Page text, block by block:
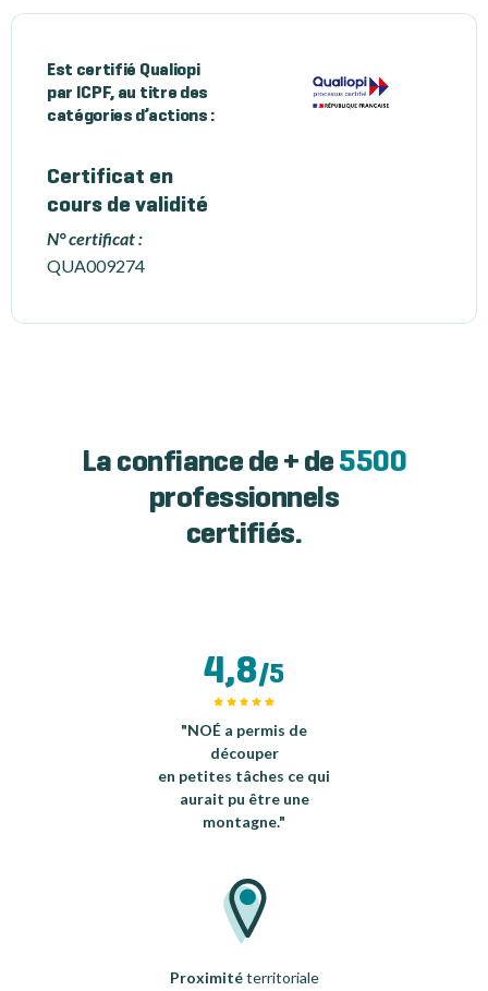
Est certifié Qualiopi
par ICPF, au titre des
catégories d’actions :
Certificat en
cours de validité
N° certificat :
QUA009274
La confiance de + de 5500
professionnels
certifiés.
4,8/5
"NOÉ a permis de
découper
en petites tâches ce qui
aurait pu être une
montagne."
Proximitéterritoriale